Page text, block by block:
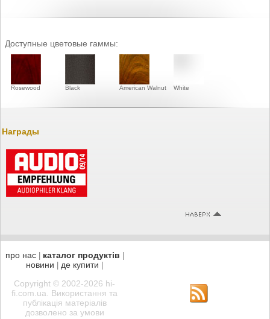
Доступные цветовые гаммы:
Rosewood Black American Walnut White
Награды
про нас| каталог продуктів
новини де купити
Copyright © 2002-2026 hi-
fi.com.ua. Використання та
публікація матеріалів
дозволено за умови